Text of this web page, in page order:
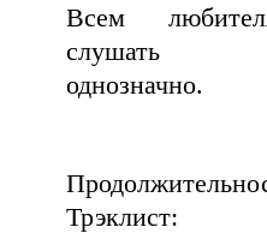
Всем
слушать
однозначно.
Трэклист: